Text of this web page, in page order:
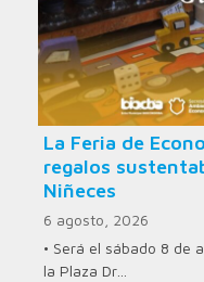
La Feria de
regalos
Niñeces
6 agosto, 2026
• Será el sábado 8 de
la Plaza Dr…